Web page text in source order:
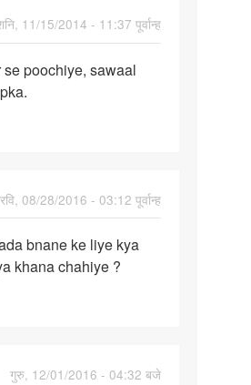
11/15/2014 - 11:37 पूर्वान्ह
se poochiye, sawaal
रवि, 08/28/2016 - 03:12 पूर्वान्ह
bnane ke liye kya
khana chahiye ?
गुरु, 12/01/2016 - 04:32 बजे